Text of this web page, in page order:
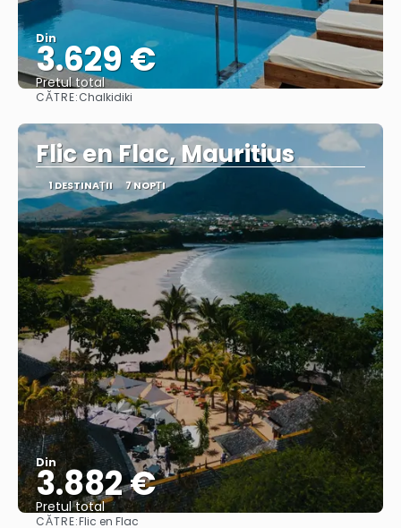
Din
3.629 €
Pretul total
CĂTRE:Chalkidiki
Flic en Flac, Mauritius
1 DESTINAŢII 7 NOPȚI
Din
3.882 €
Pretul total
CĂTRE:Flic en Flac